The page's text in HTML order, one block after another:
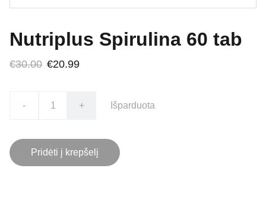
Nutriplus Spirulina 60 tab
€30.00 €20.99
- + Išparduota
Pridėti į krepšelį